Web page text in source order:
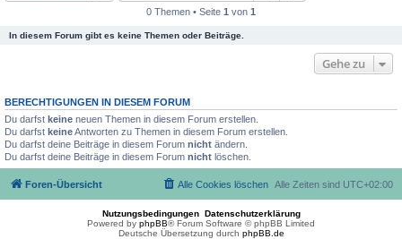
0 Themen • Seite 1 von 1
In diesem Forum gibt es keine Themen oder Beiträge.
Gehe zu
BERECHTIGUNGEN IN DIESEM FORUM
Du darfst keine neuen Themen in diesem Forum erstellen.
Du darfst keineAntworten zu Themen in diesem Forum erstellen.
Du darfst deine Beiträge in diesem Forum nicht ändern.
Du darfst deine Beiträge in diesem Forum nicht löschen.
Foren-Übersicht Alle Zeiten sind UTC+02:00
Alle Cookies löschen
Nutzungsbedingungen Datenschutzerklärung
Powered by phpBB® Forum Software © phpBB Limited
Deutsche Übersetzung durch phpBB.de